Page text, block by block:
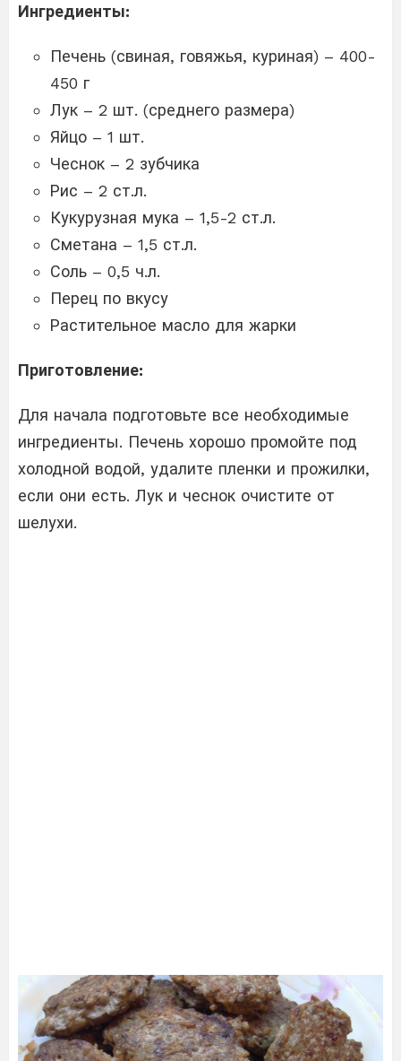
Ингредиенты:
Печень (свиная, говяжья, куриная) – 400-
450 г
Лук – 2 шт. (среднего размера)
Яйцо – 1 шт.
Чеснок – 2 зубчика
Рис – 2 ст.л.
Кукурузная мука – 1,5-2 ст.л.
Сметана – 1,5 ст.л.
Соль – 0,5 ч.л.
Перец по вкусу
Растительное масло для жарки
Приготовление:
Для начала подготовьте все необходимые
ингредиенты. Печень хорошо промойте под
холодной водой, удалите пленки и прожилки,
если они есть. Лук и чеснок очистите от
шелухи.